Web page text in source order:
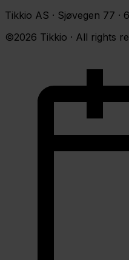
Tikkio AS · Sjøvegen 77 ·
©2026 Tikkio · All rights